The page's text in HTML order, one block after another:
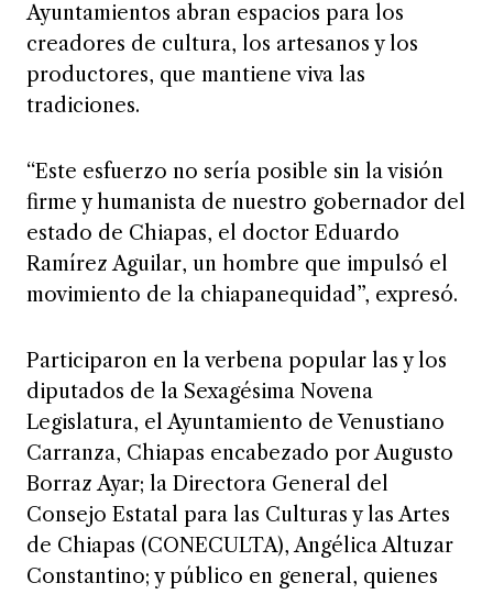
Ayuntamientos abran espacios para los
creadores de cultura, los artesanos y los
productores, que mantiene viva las
tradiciones.
“Este esfuerzo no sería posible sin la visión
firme y humanista de nuestro gobernador del
estado de Chiapas, el doctor Eduardo
Ramírez Aguilar, un hombre que impulsó el
movimiento de la chiapanequidad”, expresó.
Participaron en la verbena popular las y los
diputados de la Sexagésima Novena
Legislatura, el Ayuntamiento de Venustiano
Carranza, Chiapas encabezado por Augusto
Borraz Ayar; la Directora General del
Consejo Estatal para las Culturas y las Artes
de Chiapas (CONECULTA), Angélica Altuzar
Constantino; y público en general, quienes